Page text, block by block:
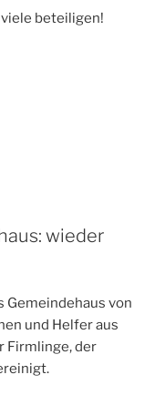
beteiligen!
wieder
Gemeindehaus von
und Helfer aus
Firmlinge, der